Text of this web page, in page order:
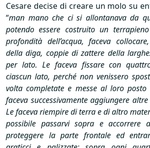
Cesare decise di creare un molo su
“man mano che ci si allontanava da
potendo essere costruito un
profondità dell’acqua, faceva
della diga, coppie di zattere della
per lato. Le faceva fissare con
ciascun lato, perché non venissero
volta completate e messe al loro posto
faceva successivamente aggiungere
Le faceva riempire di terra e di altro
possibile passarvi sopra e accorrere
proteggere la parte frontale ed